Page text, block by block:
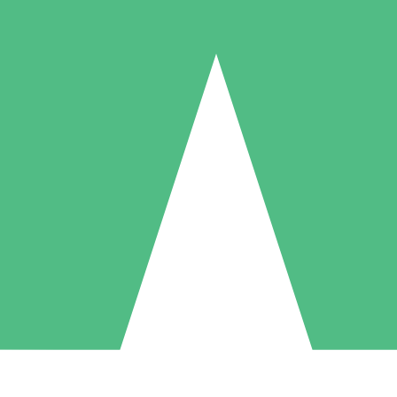
Packs de Crédits Individuels
à l'utilisation avec des crédits de téléchargement. Sans engagement
5 Téléchargements
US$